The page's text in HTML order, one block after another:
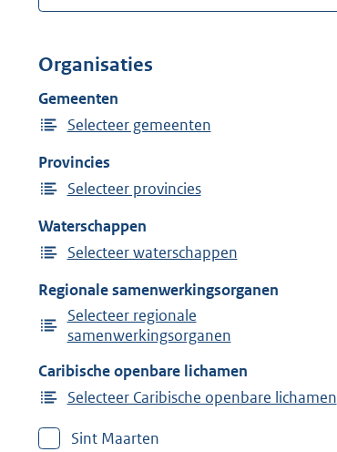
Organisaties
Gemeenten
Selecteer gemeenten
Provincies
Selecteer provincies
Waterschappen
Selecteer waterschappen
Regionale samenwerkingsorganen
Selecteer regionale
samenwerkingsorganen
Caribische openbare lichamen
Selecteer Caribische openbare lichamen
Sint Maarten